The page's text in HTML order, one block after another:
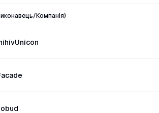
Компанія)